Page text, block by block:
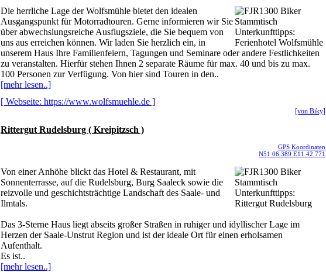
Die herrliche Lage der Wolfsmühle bietet den idealen
Ausgangspunkt für Motorradtouren. Gerne informieren wir Sie
über abwechslungsreiche Ausflugsziele, die Sie bequem von
uns aus erreichen können. Wir laden Sie herzlich ein, in
unserem Haus Ihre Familienfeiern, Tagungen und Seminare oder andere Festlichkeiten
zu veranstalten. Hierfür stehen Ihnen 2 separate Räume für max. 40 und bis zu max.
100 Personen zur Verfügung. Von hier sind Touren in den..
[mehr lesen..]
[ Webseite: https://www.wolfsmuehle.de ]
[von Biky]
Rittergut Rudelsburg ( Kreipitzsch )
GPS Koordinaten
N51 06.389 E11 42.771
Von einer Anhöhe blickt das Hotel & Restaurant, mit
Sonnenterrasse, auf die Rudelsburg, Burg Saaleck sowie die
reizvolle und geschichtsträchtige Landschaft des Saale- und
Ilmtals.
Das 3-Sterne Haus liegt abseits großer Straßen in ruhiger und idyllischer Lage im
Herzen der Saale-Unstrut Region und ist der ideale Ort für einen erholsamen
Aufenthalt.
Es ist..
[mehr lesen..]